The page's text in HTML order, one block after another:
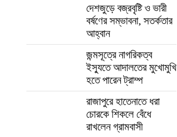
দেশজুড়ে বজ্রবৃষ্টি ও ভারী
বর্ষণের সম্ভাবনা, সতর্কতার
আহ্বান
জন্মসূত্রে নাগরিকত্ব
ইস্যুতে আদালতের মুখোমুখি
হতে পারেন ট্রাম্প
রাজাপুরে হাতেনাতে ধরা
চোরকে শিকলে বেঁধে
রাখলেন গ্রামবাসী